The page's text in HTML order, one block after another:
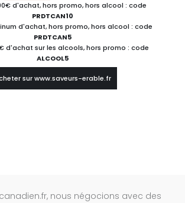
d'achat, hors promo, hors alcool : code
PRDTCAN10
d'achat, hors promo, hors alcool : code
PRDTCAN5
d'achat sur les alcools, hors promo : code
ALCOOL5
sur www.saveurs-erable.fr
nous négocions avec des